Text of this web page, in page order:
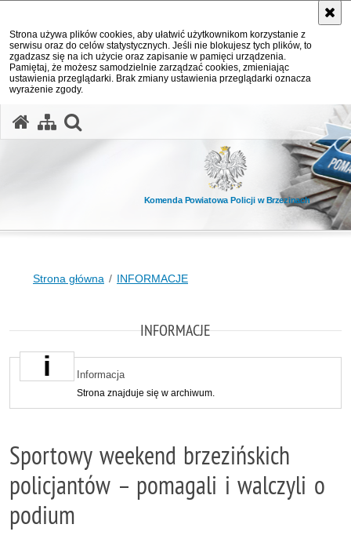
Strona używa plików cookies, aby ułatwić użytkownikom korzystanie z
serwisu oraz do celów statystycznych. Jeśli nie blokujesz tych plików, to
zgadzasz się na ich użycie oraz zapisanie w pamięci urządzenia.
Pamiętaj, że możesz samodzielnie zarządzać cookies, zmieniając
ustawienia przeglądarki. Brak zmiany ustawienia przeglądarki oznacza
wyrażenie zgody.
Komenda Powiatowa Policji w Brzezinach
Strona główna INFORMACJE
INFORMACJE
Informacja
Strona znajduje się w archiwum.
Sportowy weekend brzezińskich
policjantów – pomagali i walczyli o
podium